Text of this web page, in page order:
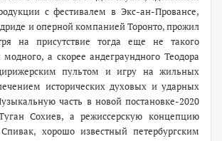
с фестивалем в Экс-ан-Провансе,
и оперной компанией Торонто, прожил
на присутствие тогда еще не такого
модного, а скорее андеграундного Теодора
пультом и игру на жильных
исторических духовых и ударных
часть в новой постановке-2020
Сохиев, а режиссерскую концепцию
хорошо известный петербургским